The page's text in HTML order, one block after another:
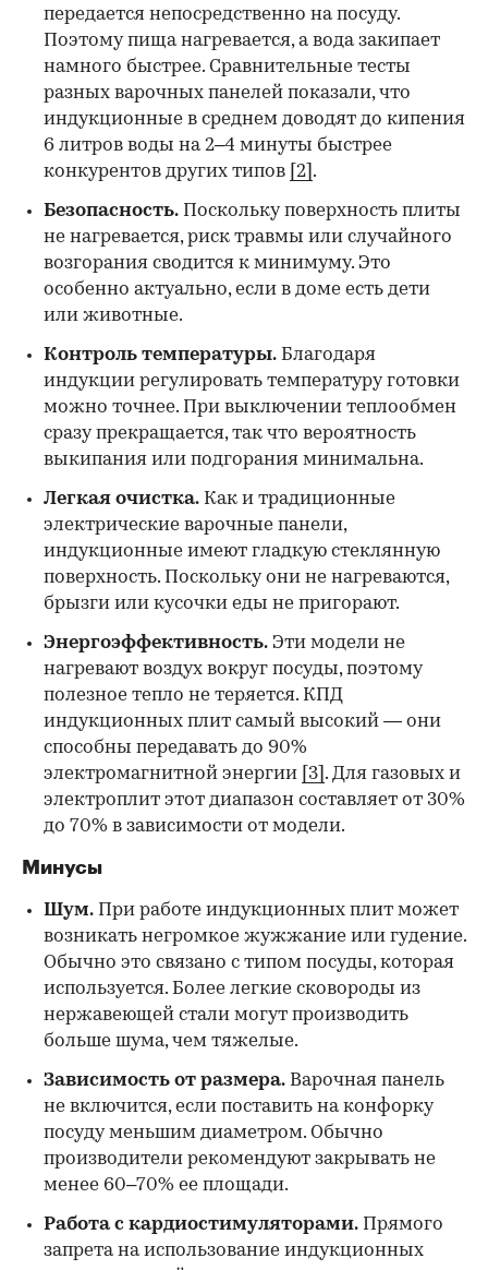
передается непосредственно на посуду.
Поэтому пища нагревается, а вода закипает
намного быстрее. Сравнительные тесты
разных варочных панелей показали, что
индукционные в среднем доводят до кипения
6 литров воды на 2–4 минуты быстрее
конкурентов других типов [2] .
Безопасность. Поскольку поверхность плиты
не нагревается, риск травмы или случайного
возгорания сводится к минимуму. Это
особенно актуально, если в доме есть дети
или животные.
Контроль температуры. Благодаря
индукции регулировать температуру готовки
можно точнее. При выключении теплообмен
сразу прекращается, так что вероятность
выкипания или подгорания минимальна.
Легкая очистка. Как и традиционные
электрические варочные панели,
индукционные имеют гладкую стеклянную
поверхность. Поскольку они не нагреваются,
брызги или кусочки еды не пригорают.
Энергоэффективность. Эти модели не
нагревают воздух вокруг посуды, поэтому
полезное тепло не теряется. КПД
индукционных плит самый высокий — они
способны передавать до 90%
электромагнитной энергии
[3] . Для газовых и
электроплит этот диапазон составляет от 30%
до 70% в зависимости от модели.
Минусы
Шум. При работе индукционных плит может
возникать негромкое жужжание или гудение.
Обычно это связано с типом посуды, которая
используется. Более легкие сковороды из
нержавеющей стали могут производить
больше шума, чем тяжелые.
Зависимость от размера. Варочная панель
не включится, если поставить на конфорку
посуду меньшим диаметром. Обычно
производители рекомендуют закрывать не
менее 60–70% ее площади.
Работа с кардиостимуляторами. Прямого
запрета на использование индукционных